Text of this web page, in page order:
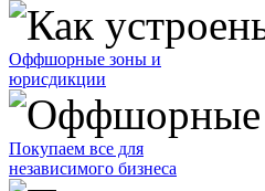
Оффшорные зоны и
юрисдикции
Покупаем все для
независимого бизнеса